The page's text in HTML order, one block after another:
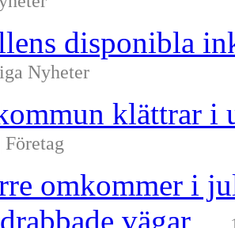
disponibla
Nyheter
klättrar i
omkommer i
vägar